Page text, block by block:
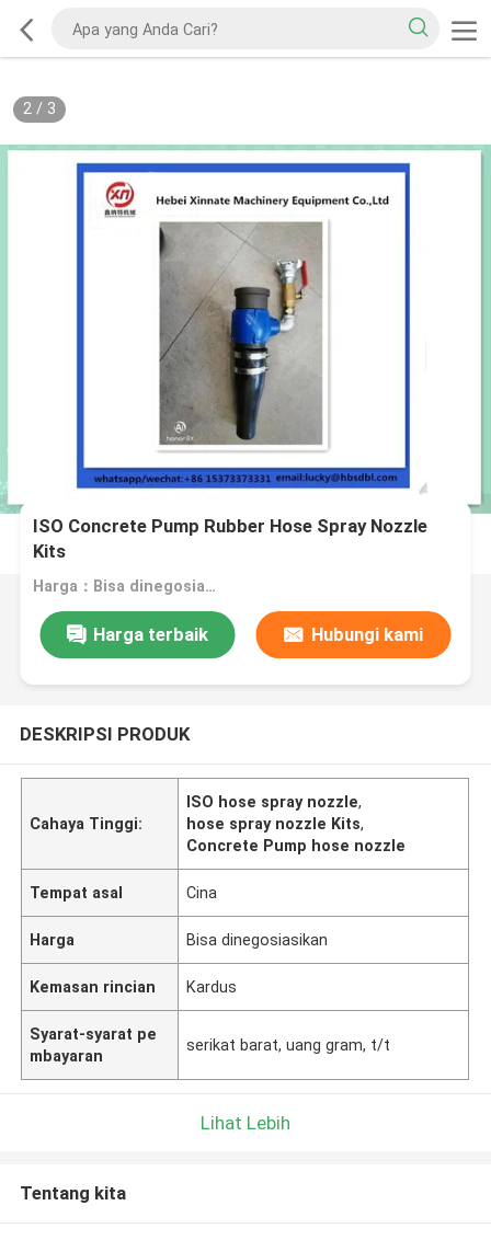
2/ 3
ISO Concrete Pump Rubber Hose Spray Nozzle
Kits
Harga：Bisa dinegosiasikan
Harga terbaik Hubungi kami
DESKRIPSI PRODUK
Cahaya Tinggi:
ISO hose spray nozzle,
hose spray nozzle Kits,
Concrete Pump hose nozzle
Tempat asal Cina
Harga Bisa dinegosiasikan
Kemasan rincian Kardus
Syarat-syarat pe
mbayaran
serikat barat, uang gram, t/t
Lihat Lebih
Tentang kita